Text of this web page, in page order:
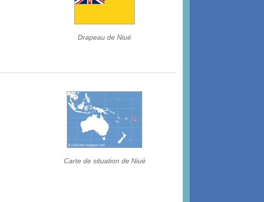
Drapeau de Niué
Carte de situation de Niué